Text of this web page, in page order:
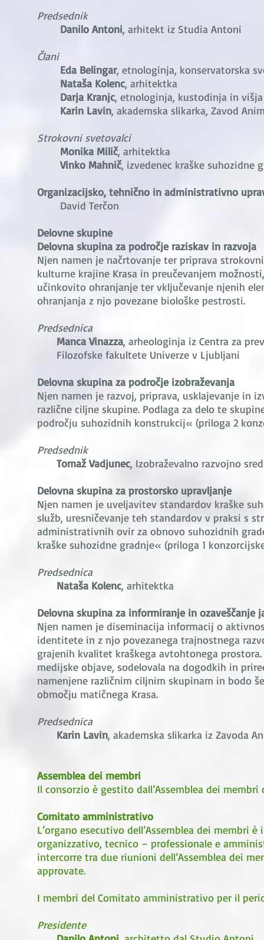
Predsednik
Danilo Antoni, arhitekt iz Studia Antoni
Člani
Eda Belingar, etnologinja, konservatorska
Nataša Kolenc, arhitektka
Darja Kranjc, etnologinja, kustodinja in višja
Karin Lavin, akademska slikarka, Zavod
Strokovni svetovalci
Monika Milič, arhitektka
Vinko Mahnič, izvedenec kraške suhozidne
Organizacijsko, tehnično in administrativno
David Terčon
Delovne skupine
Delovna skupina za področje raziskav in razvoja
Njen namen je načrtovanje ter priprava
kulturne krajine Krasa in preučevanjem
učinkovito ohranjanje ter vključevanje njenih
ohranjanja z njo povezane biološke pestrosti.
Predsednica
Manca Vinazza, arheologinja iz Centra za
Filozofske fakultete Univerze v Ljubljani
Delovna skupina za področje izobraževanja
Njen namen je razvoj, priprava, usklajevanje in
različne ciljne skupine. Podlaga za delo te
področju suhozidnih konstrukcij« (priloga 2
Predsednik
Tomaž Vadjunec, Izobraževalno razvojno
Delovna skupina za prostorsko upravljanje
Njen namen je uveljavitev standardov kraške
služb, uresničevanje teh standardov v praksi s
administrativnih ovir za obnovo suhozidnih
kraške suhozidne gradnje« (priloga 1
Predsednica
Nataša Kolenc, arhitektka
Delovna skupina za informiranje in ozaveščanje
Njen namen je diseminacija informacij o
identitete in z njo povezanega trajnostnega
grajenih kvalitet kraškega avtohtonega
medijske objave, sodelovala na dogodkih in
namenjene različnim ciljnim skupinam in bodo
območju matičnega Krasa.
Predsednica
Karin Lavin, akademska slikarka iz Zavoda
Assemblea dei membri
Il consorzio è gestito dall’Assemblea dei
Comitato amministrativo
L’organo esecutivo dell’Assemblea dei
organizzativo, tecnico – professionale e
intercorre tra due riunioni dell’Assemblea dei
approvate.
I membri del Comitato amministrativo per il
Presidente